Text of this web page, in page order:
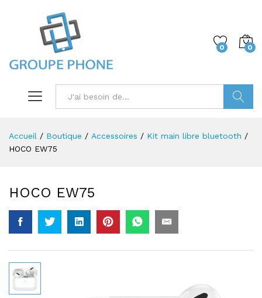
0 0
Accueil / Boutique / Accessoires / Kit main libre bluetooth /
HOCO EW75
HOCO EW75